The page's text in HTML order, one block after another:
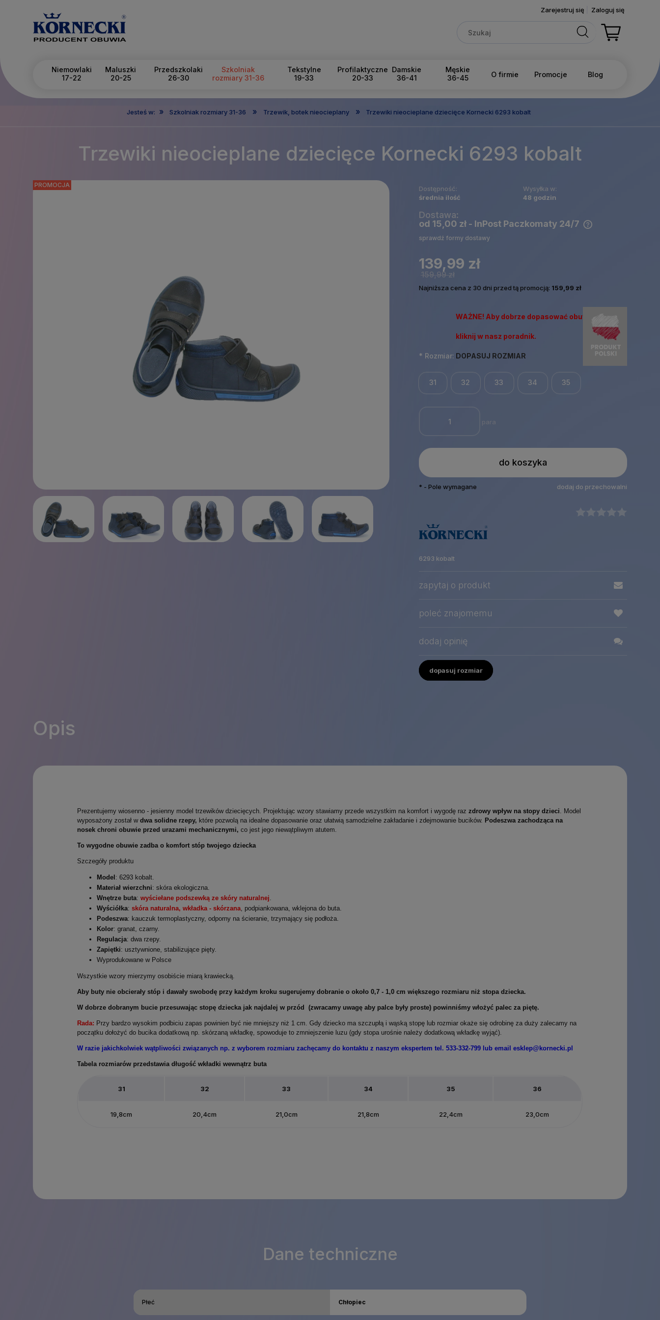
Zarejestruj się Zaloguj się
Niemowlaki
17-22
Maluszki
20-25
Przedszkolaki
26-30
Szkolniak
rozmiary 31-36
Tekstylne
19-33
Profilaktyczne
20-33
Damskie
36-41
Męskie
36-45
O firmie Promocje Blog
Jesteś w: » Szkolniak rozmiary 31-36 » Trzewik, botek nieocieplany » Trzewiki nieocieplane dziecięce Kornecki 6293 kobalt
Trzewiki nieocieplane dziecięce Kornecki 6293 kobalt
PROMOCJA
Dostępność:
średnia ilość
Wysyłka w:
48 godzin
Dostawa:
od 15,00 zł - InPost Paczkomaty 24/7
sprawdź formy dostawy
139,99 zł
159,99 zł
Najniższa cena z 30 dni przed tą promocją: 159,99 zł
* Rozmiar:
WAŻNE! Aby dobrze dopasować obuwie
kliknij w nasz poradnik.
DOPASUJ ROZMIAR
31 32 33 34 35
para
do koszyka
dodaj do przechowalni
* - Pole wymagane
6293 kobalt
zapytaj o produkt
poleć znajomemu
dodaj opinię
dopasuj rozmiar
Opis
Prezentujemy wiosenno - jesienny model trzewików dziecięcych. Projektując wzory stawiamy przede wszystkim na komfort i wygodę razzdrowy wpływ na stopy dzieci . Model
wyposażony został wdwa solidne rzepy, które pozwolą na idealne dopasowanie oraz ułatwią samodzielne zakładanie i zdejmowanie bucików. Podeszwa zachodząca na
nosek chroni obuwie przed urazami mechanicznymi,co jest jego niewątpliwym atutem.
To wygodne obuwie zadba o komfort stóp twojego dziecka
Szczegóły produktu
Model: 6293 kobalt.
Materiał wierzchni: skóra ekologiczna.
Wnętrze buta:wyściełane podszewką ze skóry naturalnej
Wyściółka: skóra naturalna, wkładka - skórzana , podpiankowana, wklejona do buta.
Podeszwa: kauczuk termoplastyczny, odporny na ścieranie, trzymający się podłoża.
Kolor: granat, czarny.
Regulacja: dwa rzepy.
Zapiętki: usztywnione, stabilizujące pięty.
Wyprodukowane w Polsce
Wszystkie wzory mierzymy osobiście miarą krawiecką.
Aby buty nie obcierały stóp i dawały swobodę przy każdym kroku sugerujemy dobranie o około 0,7 - 1,0 cm większego rozmiaru niż stopa dziecka.
W dobrze dobranym bucie przesuwając stopę dziecka jak najdalej w przód (zwracamy uwagę aby palce były proste) powinniśmy włożyć palec za piętę.
Rada: Przy bardzo wysokim podbiciu zapas powinien być nie mniejszy niż 1 cm. Gdy dziecko ma szczupłą i wąską stopę lub rozmiar okaże się odrobinę za duży zalecamy na
początku dołożyć do bucika dodatkową np. skórzaną wkładkę, spowoduje to zmniejszenie luzu (gdy stopa urośnie należy dodatkową wkładkę wyjąć).
W razie jakichkolwiek wątpliwości związanych np. z wyborem rozmiaru zachęcamy do kontaktu z naszym ekspertem tel. 533-332-799 lub email esklep@kornecki.pl
Tabela rozmiarów przedstawia długość wkładki wewnątrz buta
31 32 33 34 35 36
19,8cm 20,4cm 21,0cm 21,8cm 22,4cm 23,0cm
Dane techniczne
Płeć Chłopiec